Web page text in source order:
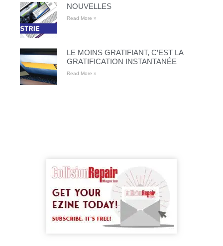
NOUVELLES
Read More »
LE MOINS GRATIFIANT, C’EST LA
GRATIFICATION INSTANTANÉE
Read More »